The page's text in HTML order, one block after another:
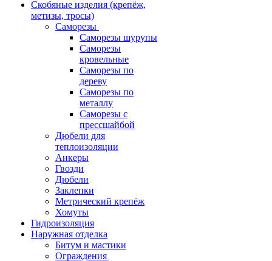
Скобяные изделия (крепёж,
метизы, тросы)
Саморезы
Саморезы шурупы
Саморезы
кровельные
Саморезы по
дереву
Саморезы по
металлу
Саморезы с
прессшайбой
Дюбели для
теплоизоляции
Анкеры
Гвозди
Дюбели
Заклепки
Метрический крепёж
Хомуты
Гидроизоляция
Наружная отделка
Битум и мастики
Ограждения